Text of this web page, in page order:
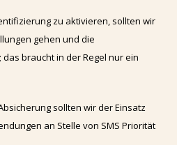
zu aktivieren, sollten wir
gehen und die
braucht in der Regel nur ein
sollten wir der Einsatz
an Stelle von SMS Priorität